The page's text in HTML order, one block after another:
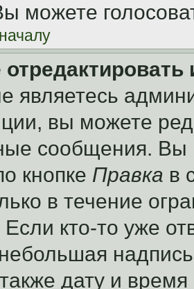
можете
являетесь
вы можете
сообщения. Вы
кнопке Правка в
в течение
Если кто-то уже
дату и